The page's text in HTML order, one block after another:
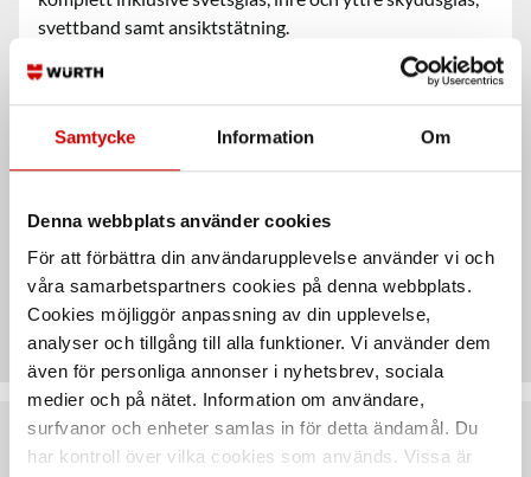
Samtycke Information Om
Denna webbplats använder cookies
För att förbättra din användarupplevelse använder vi och
våra samarbetspartners cookies på denna webbplats.
Cookies möjliggör anpassning av din upplevelse,
analyser och tillgång till alla funktioner. Vi använder dem
även för personliga annonser i nyhetsbrev, sociala
medier och på nätet. Information om användare,
surfvanor och enheter samlas in för detta ändamål. Du
har kontroll över vilka cookies som används. Vissa är
svettband samt ansiktstätning.
Användningsområde
Teknisk data
Rekommenderat baserat på vald produkt